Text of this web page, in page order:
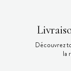
Découvrez
la